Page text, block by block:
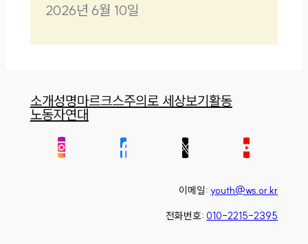
2026년 6월 10일
소개성명마르크스주의로 세상보기활동
노동자연대
이메일: youth@ws.or.kr
전화번호: 010-2215-2395